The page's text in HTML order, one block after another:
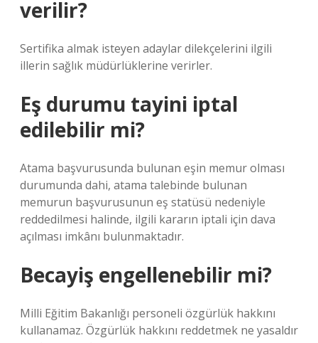
verilir?
Sertifika almak isteyen adaylar dilekçelerini ilgili
illerin sağlık müdürlüklerine verirler.
Eş durumu tayini iptal
edilebilir mi?
Atama başvurusunda bulunan eşin memur olması
durumunda dahi, atama talebinde bulunan
memurun başvurusunun eş statüsü nedeniyle
reddedilmesi halinde, ilgili kararın iptali için dava
açılması imkânı bulunmaktadır.
Becayiş engellenebilir mi?
Milli Eğitim Bakanlığı personeli özgürlük hakkını
kullanamaz. Özgürlük hakkını reddetmek ne yasaldır